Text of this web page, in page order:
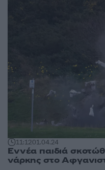
11:1201.04.24
Εννέα παιδιά
νάρκης στο